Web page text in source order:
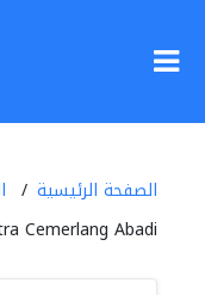
الصفحة الرئيسية
Cemerlang Abadi